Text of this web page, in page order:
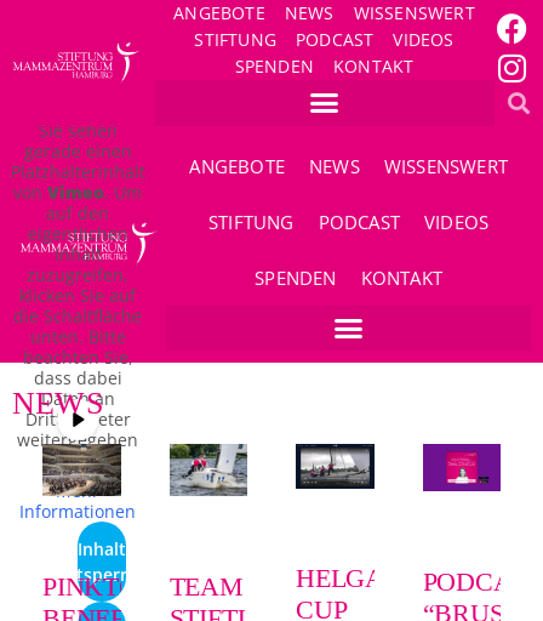
ANGEBOTE NEWS
WISSENSWERT
STIFTUNG
PODCAST
VIDEOS
SPENDEN
KONTAKT
ANGEBOTE NEWS WISSENSWERT
STIFTUNG PODCAST VIDEOS
SPENDEN KONTAKT
Sie sehen
gerade einen
Platzhalterinhalt
von Vimeo. Um
auf den
eigentlichen
Inhalt
zuzugreifen,
klicken Sie auf
die Schaltfläche
unten. Bitte
beachten Sie,
dass dabei
Daten an
Drittanbieter
weitergegeben
werden.
Mehr
Informationen
Inhalt
entsperren
NEWS
PINKTOBER-TEAM
HELGA
CUP
PODCAST